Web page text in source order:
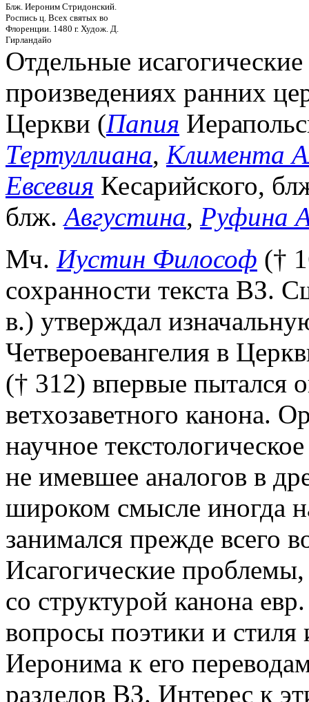
Блж. Иероним Стридонский.
Роспись ц. Всех святых во
Флоренции. 1480 г. Худож. Д.
Гирландайо
Отдельные
произведениях ранних
Церкви (Папия
Тертуллиана, Климента
Евсевия Кесарийского,
блж.Августина, Руфина
Мч. Иустин Философ (†
сохранности текста ВЗ.
в.) утверждал
Четвероевангелия в
(† 312) впервые пытался
ветхозаветного канона.
научное
не имевшее аналогов в
широком смысле иногда
занимался прежде всего
Исагогические проблемы,
со структурой канона
вопросы поэтики и
Иеронима к его
разделов ВЗ. Интерес к